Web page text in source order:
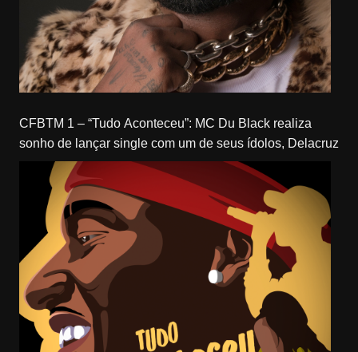
CFBTM 1 – “Tudo Aconteceu”: MC Du Black realiza
sonho de lançar single com um de seus ídolos, Delacruz